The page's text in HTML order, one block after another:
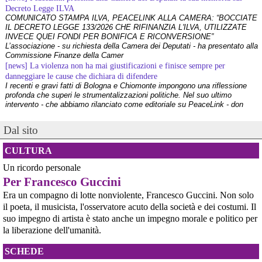
@peacelink - 6/8/2026 21:08
Il governatore di Puglia Decaro esce dal vertice al Mimit più
preoccupato di come era entrato, lamentando l’assenza di certezze
sulla procedura di gara e ribadendo la necessità di un ruolo diretto
dello Stato.
Anche il sindaco di Taranto, Bitetti, chiede un piano industriale
chiaro, garanzie sulla salute e strumenti di tutela per i lavoratori
dell’area a freddo. La Provincia parla di un tavolo “senza decisioni”.
Fonte: Cronache Tarantine
#ILVA
cronachetarantine.it/index.php
Il ministro ha ribadito che il Governo applicherà la sentenza, ma
agirà per evitare quella che i sindacati definiscono una “bomba
sociale”, tutelando i lavoratori dell’Ilva e dell’indotto e garantendo la
continuità produttiva degli stabilimenti a valle.
# ILVA
Decreto Legge ILVA
COMUNICATO STAMPA ILVA, PEACELINK ALLA CAMERA: “BOCCIATE
IL DECRETO LEGGE 133/2026 CHE RIFINANZIA L'ILVA, UTILIZZATE
INVECE QUEI FONDI PER BONIFICA E RICONVERSIONE”
L’associazione - su richiesta della Camera dei Deputati - ha presentato alla
Commissione Finanze della Camer
[news] La violenza non ha mai giustificazioni e finisce sempre per
danneggiare le cause che dichiara di difendere
I recenti e gravi fatti di Bologna e Chiomonte impongono una riflessione
profonda che superi le strumentalizzazioni politiche. Nel suo ultimo
intervento - che abbiamo rilanciato come editoriale su PeaceLink - don
PeaceLink: “Una vittoria storica dei cittadini, ora la salute viene prima”
L’associazione PeaceLink esprime il proprio pieno sostegno e la più sentita
gratitudine al gruppo di cittadini e all'associazione Genitori Tarantini che
[news] Victor Jara, catturato l’ultimo dei suoi aguzzini
Víctor Jara, il cantautore dei poveri che sfidò la dittatura cilena con la sua
chitarra A cinquant'anni dal golpe che insanguinò il Cile, la storia di Víctor
Jara continua a risuonare come un inno alla dignità e alla resistenza. La
sua voce, spezzata dalle mani dei carn
[news] La "Breve storia del pacifismo italiano" è stata arricchita con undici
schede introduttive storico-culturali dei vari periodi, dal primo Novecento a
Siamo felici di annunciarvi un aggiornamento per la nostra "Breve storia del
pacifismo italiano". Il percorso di ricerca e divulgazione si arricchisce oggi
Dal sito
CULTURA
Un ricordo personale
Per Francesco Guccini
Era un compagno di lotte nonviolente, Francesco Guccini. Non solo
il poeta, il musicista, l'osservatore acuto della società e dei costumi. Il
suo impegno di artista è stato anche un impegno morale e politico per
la liberazione dell'umanità.
SCHEDE